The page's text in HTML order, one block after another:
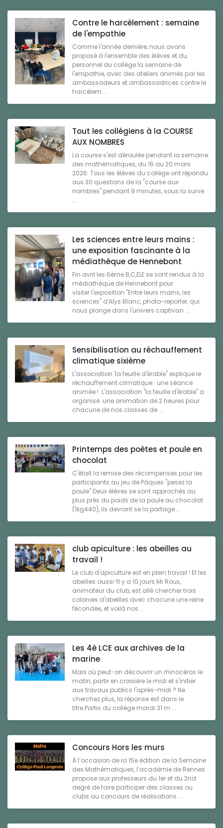
Contre le harcèlement : semaine
de l'empathie
Comme l'année dernière, nous avons
proposé à l'ensemble des élèves et du
personnel du collège la semaine de
l'empathie, avec des ateliers animés par les
ambassadeurs et ambassadrices contre le
harcèlem ...
Tout les collégiens à la COURSE
AUX NOMBRES
La course s'est déroulée pendant la semaine
des mathématiques, du 16 au 20 mars
2026. Tous les élèves du collège ont répondu
aux 30 questions de la "course aux
nombres" pendant 9 minutes, sous la surve
...
Les sciences entre leurs mains :
une exposition fascinante à la
médiathèque de Hennebont
Fin avril les 6ème B,C,D,E se sont rendus à la
médiathèque de Hennebont pour
visiter l'exposition "Entre leurs mains, les
sciences" d'Alys Blanc, photo-reporter, qui
nous plonge dans l'univers captivan ...
Sensibilisation au réchauffement
climatique sixième
L'association 'la feuille d'érable" explique le
réchauffement climatique : une séance
animée ! L'association "la feuille d'érable" a
organisé une animation de 2 heures pour
chacune de nos classes de ...
Printemps des poètes et poule en
chocolat
C'était la remise des récompenses pour les
participants au jeu de Pâques "pesez la
poule".Deux élèves se sont approchés au
plus près du poids de la poule au chocolat
(1kg440), ils devront se la partage ...
club apiculture : les abeilles au
travail !
Le club d'apiculture est en plein travail ! Et les
abeilles aussi !Il y a 10 jours Mr Roux,
animateur du club, est allé chercher trois
colonies d'abeilles avec chacune une reine
fécondée, et voilà nos ...
Les 4è LCE aux archives de la
marine
Mais où peut-on découvrir un rhinocéros le
matin, partir en croisière le midi et s'initier
aux travaux publics l'après-midi ? Ne
cherchez plus, la réponse est dans le
titre.Partis du collège mardi 31 m ...
Concours Hors les murs
À l’occasion de la 15e édition de la Semaine
des Mathématiques, l’académie de Rennes
propose aux professeurs du 1er et du 2nd
degré de faire participer des classes ou
clubs au concours de réalisations ...